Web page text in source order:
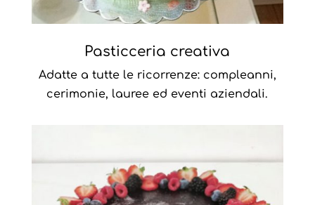
Pasticceria creativa
Adatte a tutte le ricorrenze: compleanni,
cerimonie, lauree ed eventi aziendali.